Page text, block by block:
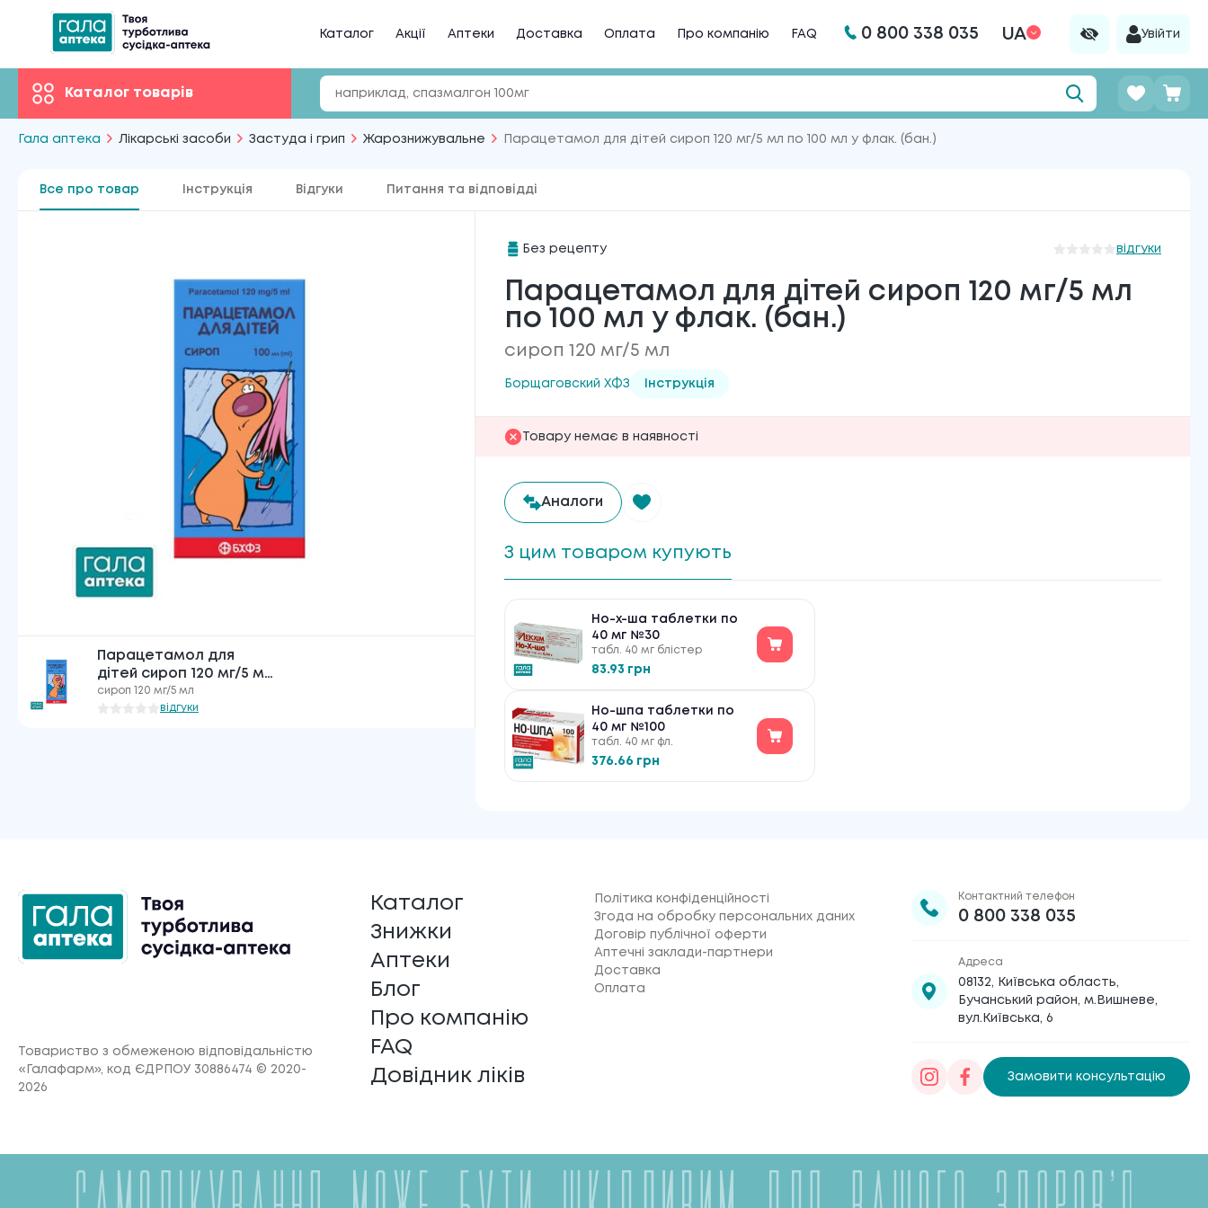
Каталог Акції Аптеки Доставка Оплата Про компанію FAQ 0 800 338 035 UA Увійти
Каталог товарів
Гала аптека Лікарські засоби Застуда і грип Жарознижувальне Парацетамол для дітей сироп 120 мг/5 мл по 100 мл у флак. (бан.)
Все про товар Інструкція Відгуки Питання та відповідді
Парацетамол для
дітей сироп 120 мг/5 мл
по 100 мл у флак. (бан.)
сироп 120 мг/5 мл
відгуки
Без рецепту відгуки
Парацетамол для дітей сироп 120 мг/5 мл
по 100 мл у флак. (бан.)
сироп 120 мг/5 мл
Борщаговский ХФЗ Інструкція
Товару немає в наявності
Аналоги
З цим товаром купують
Но-х-ша таблетки по
40 мг №30
табл. 40 мг блістер
83.93 грн
Но-шпа таблетки по
40 мг №100
табл. 40 мг фл.
376.66 грн
Товариство з обмеженою відповідальністю
«Галафарм», код ЄДРПОУ 30886474 © 2020-
2026
Каталог
Знижки
Аптеки
Блог
Про компанію
FAQ
Довідник ліків
Політика конфіденційності
Згода на обробку персональних даних
Договір публічної оферти
Аптечні заклади-партнери
Доставка
Оплата
Контактний телефон
0 800 338 035
Адреса
08132, Київська область,
Бучанський район, м.Вишневе,
вул.Київська, 6
Замовити консультацію